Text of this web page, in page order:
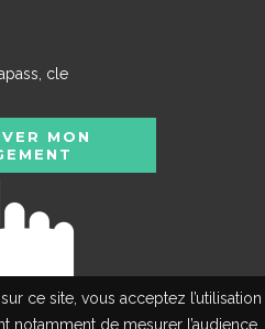
ce site, vous acceptez l’utilisation
notamment de mesurer l’audience
cle
MON